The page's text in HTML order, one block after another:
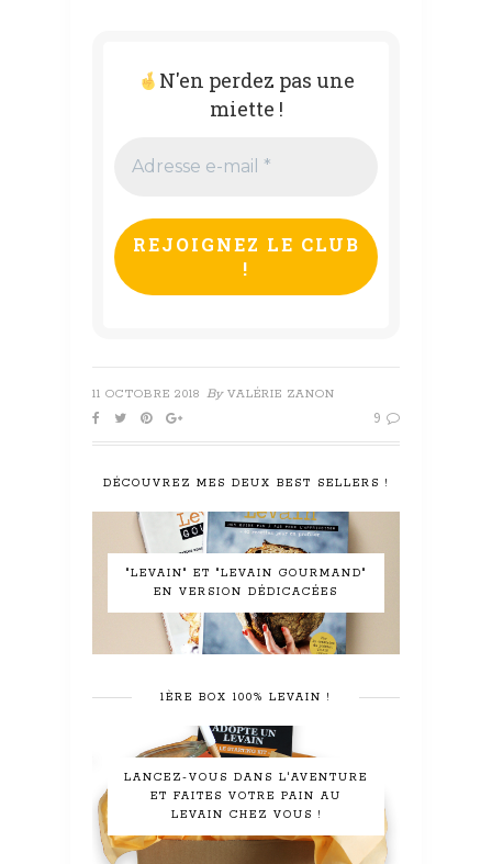
N'en perdez pas une
miette !
e-
*
11 OCTOBRE 2018 By VALÉRIE ZANON
9
DÉCOUVREZ MES DEUX BEST SELLERS !
"LEVAIN" ET "LEVAIN GOURMAND"
EN VERSION DÉDICACÉES
1ÈRE BOX 100% LEVAIN !
LANCEZ-VOUS DANS L'AVENTURE
ET FAITES VOTRE PAIN AU
LEVAIN CHEZ VOUS !